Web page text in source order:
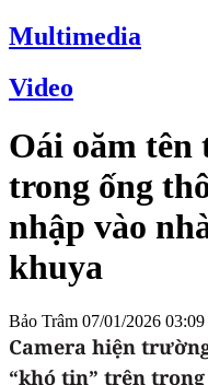
Multimedia
Video
Oái oăm tên
trong ống
nhập vào
khuya
Bảo Trâm 07/01/2026 03:09
Camera hiện
“khó tin” trên